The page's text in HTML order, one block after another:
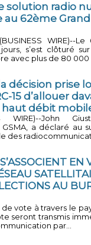
solution radio
62ème Grand
WIRE)--
s’est clôturé
avec plus de 80 000
décision prise
15 d’allouer
débit
WIRE)--John
a déclaré au
EN
AU
de vote à travers le
seront transmis
par...